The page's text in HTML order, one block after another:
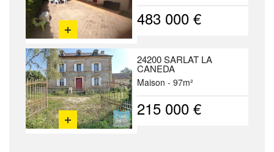
483 000 €
24200 SARLAT LA
CANEDA
Maison - 97m²
215 000 €